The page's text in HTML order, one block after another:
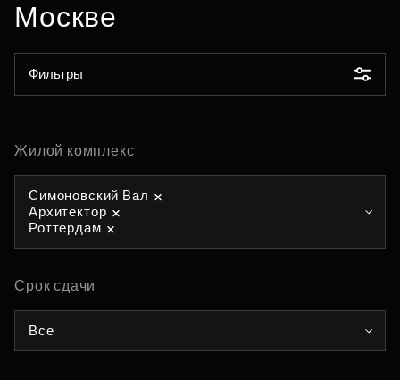
Москве
Фильтры
Жилой комплекс
Симоновский Вал
Архитектор
Роттердам
Срок сдачи
Все